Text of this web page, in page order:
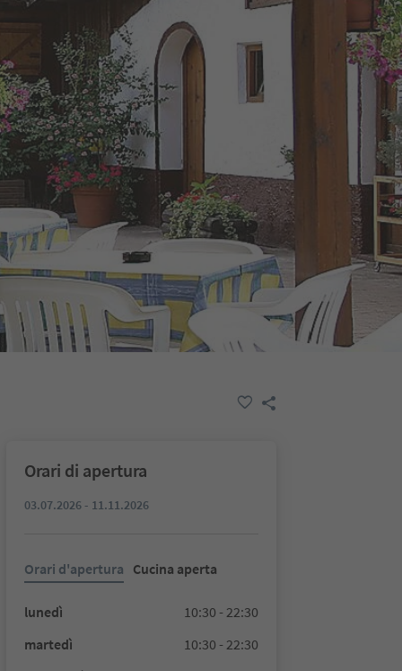
Orari di apertura
03.07.2026 - 11.11.2026
Orari d'apertura Cucina aperta
lunedì
10:30 - 22:30
martedì
10:30 - 22:30